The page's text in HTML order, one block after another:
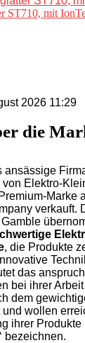
ST710, mit
2026 11:29
die
ansässige
Elektro-
Marke
verkauft.
, die Produkte
das
bei ihrer
dem
wollen
ihrer
bezeichnen.